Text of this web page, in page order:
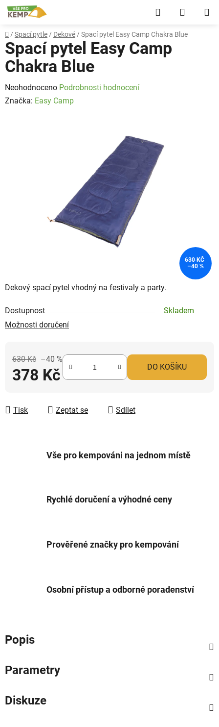
Přejít
na
Hledat
Domů
/ Spací pytle / Dekové / Spací pytel Easy Camp Chakra Blue
Dekový spací pytel vhodný na festivaly a party.
Dostupnost
Skladem
Možnosti doručení
630 Kč –40 %
378 Kč DO KOŠÍKU
Tisk Zeptat se Sdílet
Spací pytel Easy Camp
Chakra Blue
Průměrné
hodnocení
Neohodnoceno Podrobnosti hodnocení
Značka: Easy Camp
630 KČ
–40 %
Vše pro kempováni na jednom místě
Rychlé doručení a výhodné ceny
Prověřené značky pro kempování
Osobní přístup a odborné poradenství
Popis
Parametry
Diskuze